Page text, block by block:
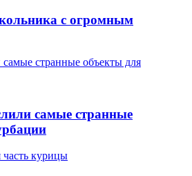
с огромным
странные объекты для
самые странные
часть курицы